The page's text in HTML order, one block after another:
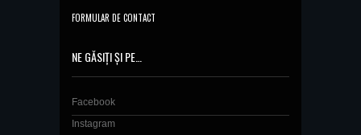
FORMULAR DE CONTACT
NE GĂSIȚI ȘI PE…
Facebook
Instagram